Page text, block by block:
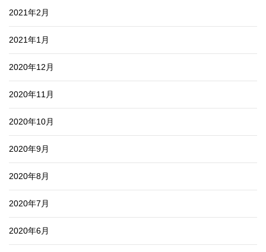
2021年2月
2021年1月
2020年12月
2020年11月
2020年10月
2020年9月
2020年8月
2020年7月
2020年6月